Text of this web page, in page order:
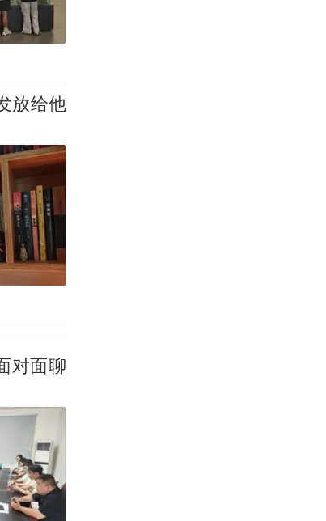
放给他
对面聊